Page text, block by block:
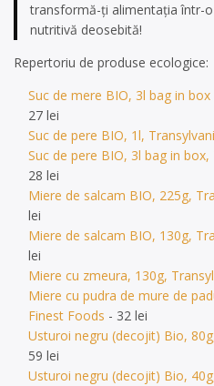
transformă-ți alimentația într-
nutritivă deosebită!
Repertoriu de produse ecologice:
Suc de mere BIO, 3l bag in
27 lei
Suc de pere BIO, 1l,
Suc de pere BIO, 3l bag in box,
28 lei
Miere de salcam BIO, 225g,
lei
Miere de salcam BIO, 130g,
lei
Miere cu zmeura, 130g,
Miere cu pudra de mure de
Finest Foods - 32 lei
Usturoi negru (decojit) Bio,
59 lei
Usturoi negru (decojit) Bio,